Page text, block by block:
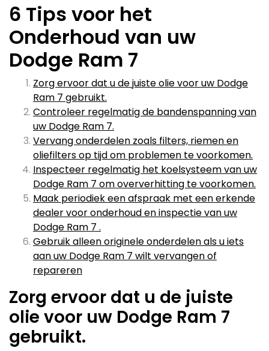
6 Tips voor het
Onderhoud van uw
Dodge Ram 7
Zorg ervoor dat u de juiste olie voor uw Dodge
Ram 7 gebruikt.
Controleer regelmatig de bandenspanning van
uw Dodge Ram 7.
Vervang onderdelen zoals filters, riemen en
oliefilters op tijd om problemen te voorkomen.
Inspecteer regelmatig het koelsysteem van uw
Dodge Ram 7 om oververhitting te voorkomen.
Maak periodiek een afspraak met een erkende
dealer voor onderhoud en inspectie van uw
Dodge Ram 7 .
Gebruik alleen originele onderdelen als u iets
aan uw Dodge Ram 7 wilt vervangen of
repareren
Zorg ervoor dat u de juiste
olie voor uw Dodge Ram 7
gebruikt.